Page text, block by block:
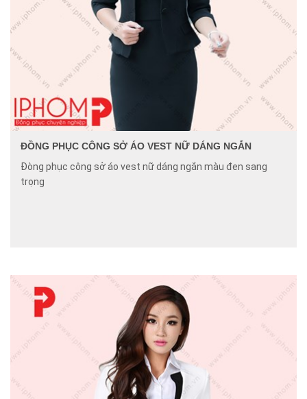
ĐỒNG PHỤC CÔNG SỞ ÁO VEST NỮ DÁNG NGẮN
Đòng phục công sở áo vest nữ dáng ngắn màu đen sang
trọng